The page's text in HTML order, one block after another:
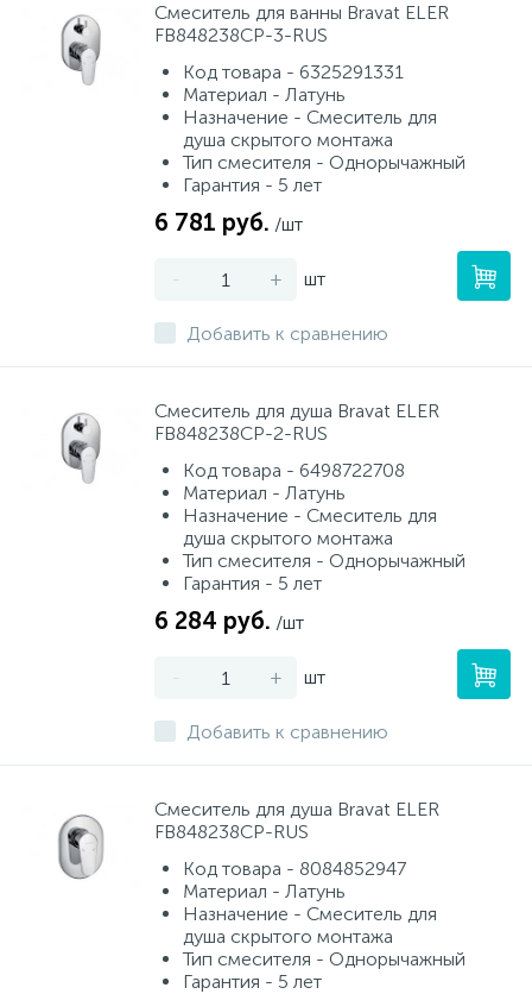
Смеситель для ванны Bravat ELER
FB848238CP-3-RUS
Код товара - 6325291331
Материал - Латунь
Назначение - Смеситель для
душа скрытого монтажа
Тип смесителя - Однорычажный
Гарантия - 5 лет
6 781 руб. /шт
- + шт
Добавить к сравнению
Смеситель для душа Bravat ELER
FB848238CP-2-RUS
Код товара - 6498722708
Материал - Латунь
Назначение - Смеситель для
душа скрытого монтажа
Тип смесителя - Однорычажный
Гарантия - 5 лет
6 284 руб. /шт
- + шт
Добавить к сравнению
Смеситель для душа Bravat ELER
FB848238CP-RUS
Код товара - 8084852947
Материал - Латунь
Назначение - Смеситель для
душа скрытого монтажа
Тип смесителя - Однорычажный
Гарантия - 5 лет